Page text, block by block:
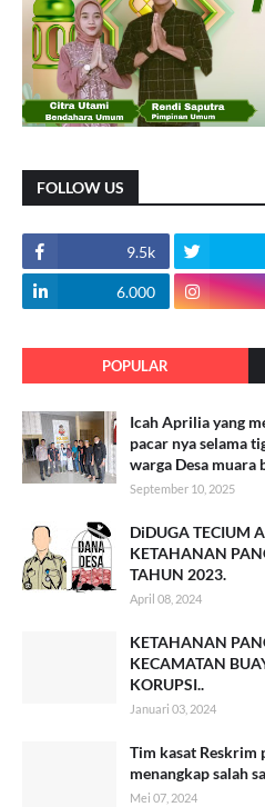
FOLLOW US
9.5k
6.000
POPULAR
Icah Aprilia yang
pacar nya selama
warga Desa muara
September 10, 2025
DiDUGA TECIUM
KETAHANAN
TAHUN 2023.
April 08, 2024
KETAHANAN
KECAMATAN
KORUPSI..
Januari 03, 2024
Tim kasat Reskrim
menangkap salah
Mei 07, 2024